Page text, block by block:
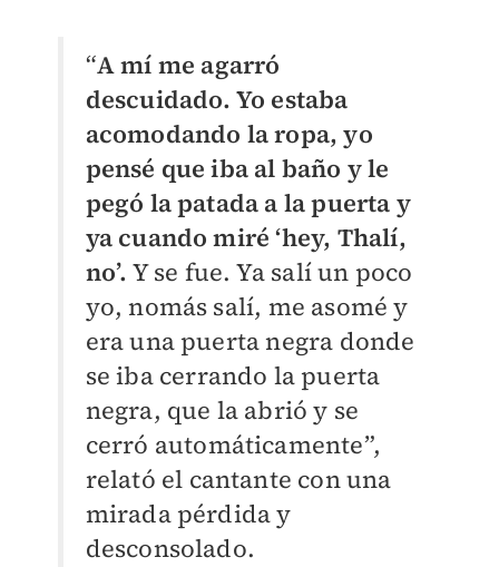
“A mí me agarró
descuidado. Yo estaba
acomodando la ropa, yo
pensé que iba al baño y le
pegó la patada a la puerta y
ya cuando miré ‘hey, Thalí,
no’. Y se fue. Ya salí un poco
yo, nomás salí, me asomé y
era una puerta negra donde
se iba cerrando la puerta
negra, que la abrió y se
cerró automáticamente”,
relató el cantante con una
mirada pérdida y
desconsolado.